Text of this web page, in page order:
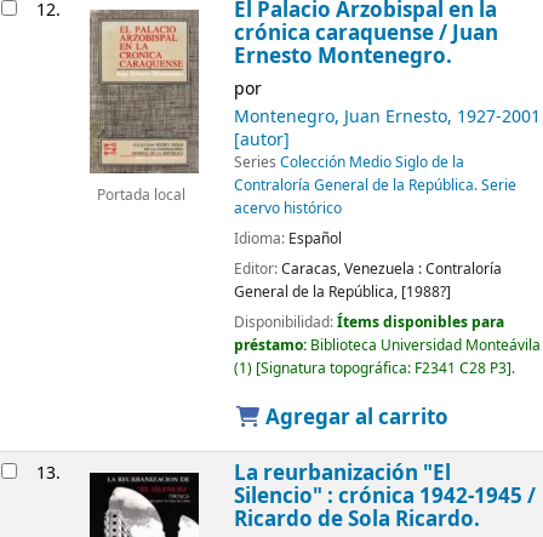
12.
Portada local
El Palacio Arzobispal en la
crónica caraquense/ Juan
Ernesto Montenegro.
por
Montenegro, Juan Ernesto, 1927-2001
[autor]
Series Colección Medio Siglo de la
Contraloría General de la República. Serie
acervo histórico
Idioma: Español
Editor:Caracas, Venezuela :Contraloría
General de la República, [1988?]
Disponibilidad:Ítems disponibles para
préstamo: Biblioteca Universidad Monteávila
(1) Signatura topográfica: F2341 C28 P3 .
Agregar al carrito
13. La reurbanización "El
Silencio" : crónica 1942-1945 /
Ricardo de Sola Ricardo.